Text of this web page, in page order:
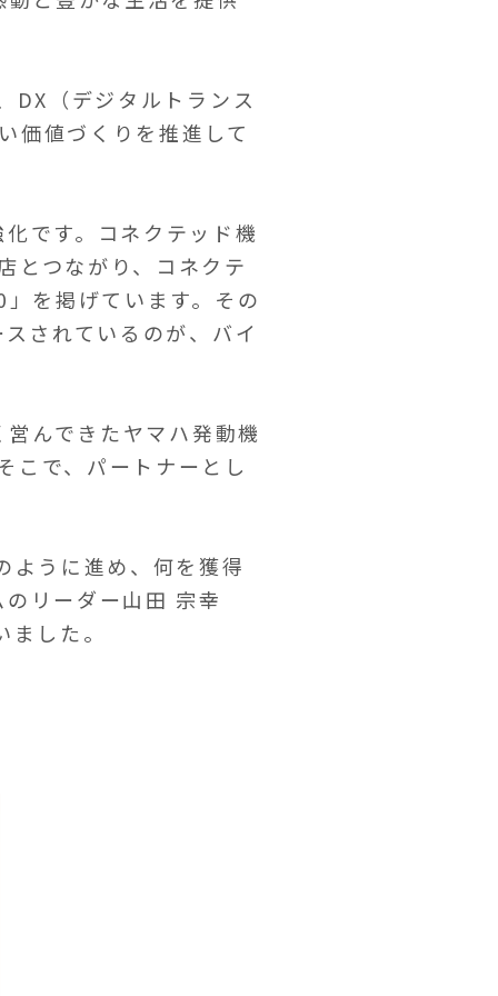
DX（デジタルトランス
価値づくりを推進して
です。コネクテッド機
とつながり、コネクテ
を掲げています。その
されているのが、バイ
んできたヤマハ発動機
こで、パートナーとし
ように進め、何を獲得
リーダー山田 宗幸
した。